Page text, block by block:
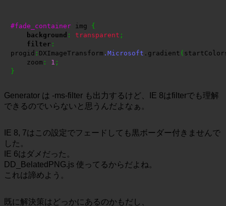
#fade_container img {
background : transparent ;
filter :
progid : DXImageTransform .Microsoft .gradient (
    zoom
: 1 ;
}
Generator は -ms-filter も出力するけど、IE 8はfilterでも理解
できるのでいらないと思うんだよなぁ。
IE 8, 7はこの設定でフェードしても黒ボーダー付きませんで
した。
IE 6はダメだった。
DD_BelatedPNG.js 使ってるからだよね。
これは諦めよう。
既に解決策はどっかにあるのかもだし、